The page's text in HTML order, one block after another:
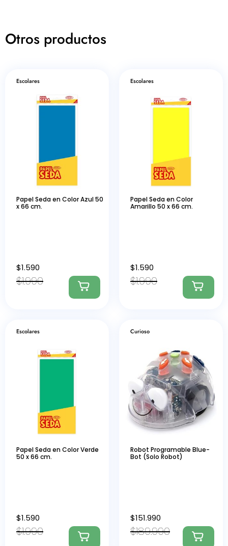
Otros productos
Escolares
Papel Seda en Color Azul 50
x 66 cm.
$1.990
$1.590
Escolares
Papel Seda en Color
Amarillo 50 x 66 cm.
$1.990
$1.590
Escolares
Papel Seda en Color Verde
50 x 66 cm.
$1.990
$1.590
Curioso
Robot Programable Blue-
Bot (Solo Robot)
$189.990
$151.990